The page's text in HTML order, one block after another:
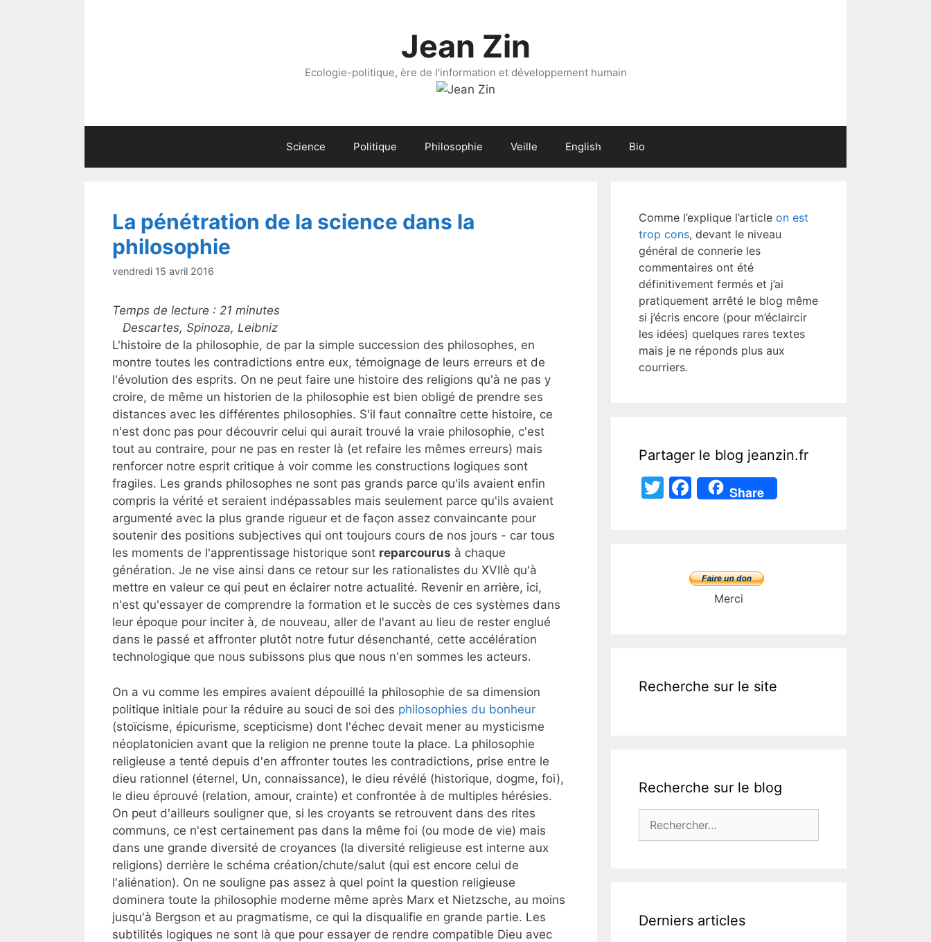
Jean Zin
Ecologie-politique, ère de l'information et développement humain
Science Politique Philosophie Veille English Bio
La pénétration de la science dans la
philosophie
vendredi 15 avril 2016
Temps de lecture : 21 minutes
Descartes, Spinoza, Leibniz
L'histoire de la philosophie, de par la simple succession des philosophes, en
montre toutes les contradictions entre eux, témoignage de leurs erreurs et de
l'évolution des esprits. On ne peut faire une histoire des religions qu'à ne pas y
croire, de même un historien de la philosophie est bien obligé de prendre ses
distances avec les différentes philosophies. S'il faut connaître cette histoire, ce
n'est donc pas pour découvrir celui qui aurait trouvé la vraie philosophie, c'est
tout au contraire, pour ne pas en rester là (et refaire les mêmes erreurs) mais
renforcer notre esprit critique à voir comme les constructions logiques sont
fragiles. Les grands philosophes ne sont pas grands parce qu'ils avaient enfin
compris la vérité et seraient indépassables mais seulement parce qu'ils avaient
argumenté avec la plus grande rigueur et de façon assez convaincante pour
soutenir des positions subjectives qui ont toujours cours de nos jours - car tous
les moments de l'apprentissage historique sont reparcourus à chaque
génération. Je ne vise ainsi dans ce retour sur les rationalistes du XVIIè qu'à
mettre en valeur ce qui peut en éclairer notre actualité. Revenir en arrière, ici,
n'est qu'essayer de comprendre la formation et le succès de ces systèmes dans
leur époque pour inciter à, de nouveau, aller de l'avant au lieu de rester englué
dans le passé et affronter plutôt notre futur désenchanté, cette accélération
technologique que nous subissons plus que nous n'en sommes les acteurs.
On a vu comme les empires avaient dépouillé la philosophie de sa dimension
politique initiale pour la réduire au souci de soi des philosophies du bonheur
(stoïcisme, épicurisme, scepticisme) dont l'échec devait mener au mysticisme
néoplatonicien avant que la religion ne prenne toute la place. La philosophie
religieuse a tenté depuis d'en affronter toutes les contradictions, prise entre le
dieu rationnel (éternel, Un, connaissance), le dieu révélé (historique, dogme, foi),
le dieu éprouvé (relation, amour, crainte) et confrontée à de multiples hérésies.
On peut d'ailleurs souligner que, si les croyants se retrouvent dans des rites
communs, ce n'est certainement pas dans la même foi (ou mode de vie) mais
dans une grande diversité de croyances (la diversité religieuse est interne aux
religions) derrière le schéma création/chute/salut (qui est encore celui de
l'aliénation). On ne souligne pas assez à quel point la question religieuse
dominera toute la philosophie moderne même après Marx et Nietzsche, au moins
jusqu'à Bergson et au pragmatisme, ce qui la disqualifie en grande partie. Les
subtilités logiques ne sont là que pour essayer de rendre compatible Dieu avec
Comme l’explique l’article on est
trop cons, devant le niveau
général de connerie les
commentaires ont été
définitivement fermés et j’ai
pratiquement arrêté le blog même
si j’écris encore (pour m’éclaircir
les idées) quelques rares textes
mais je ne réponds plus aux
courriers.
Partager le blog jeanzin.fr
T
F
b
Share
Merci
Recherche sur le site
Recherche sur le blog
Derniers articles